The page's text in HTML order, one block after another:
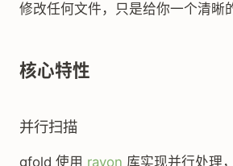
修改任何文件，只是给你一个清晰
核心特性
并行扫描
gfold 使用 rayon 库实现并行处理